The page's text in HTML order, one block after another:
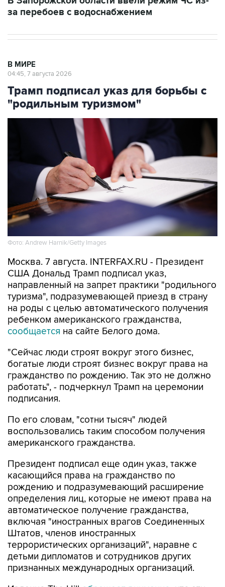
за перебоев с водоснабжением
В МИРЕ
04:45, 7 августа 2026
Трамп подписал указ для борьбы с
"родильным туризмом"
Фото: Andrew Harnik/Getty Images
Москва. 7 августа. INTERFAX.RU - Президент
США Дональд Трамп подписал указ,
направленный на запрет практики "родильного
туризма", подразумевающей приезд в страну
на роды с целью автоматического получения
ребенком американского гражданства,
сообщается на сайте Белого дома.
"Сейчас люди строят вокруг этого бизнес,
богатые люди строят бизнес вокруг права на
гражданство по рождению. Так это не должно
работать", - подчеркнул Трамп на церемонии
подписания.
По его словам, "сотни тысяч" людей
воспользовались таким способом получения
американского гражданства.
Президент подписал еще один указ, также
касающийся права на гражданство по
рождению и подразумевающий расширение
определения лиц, которые не имеют права на
автоматическое получение гражданства,
включая "иностранных врагов Соединенных
Штатов, членов иностранных
террористических организаций", наравне с
детьми дипломатов и сотрудников других
признанных международных организаций.